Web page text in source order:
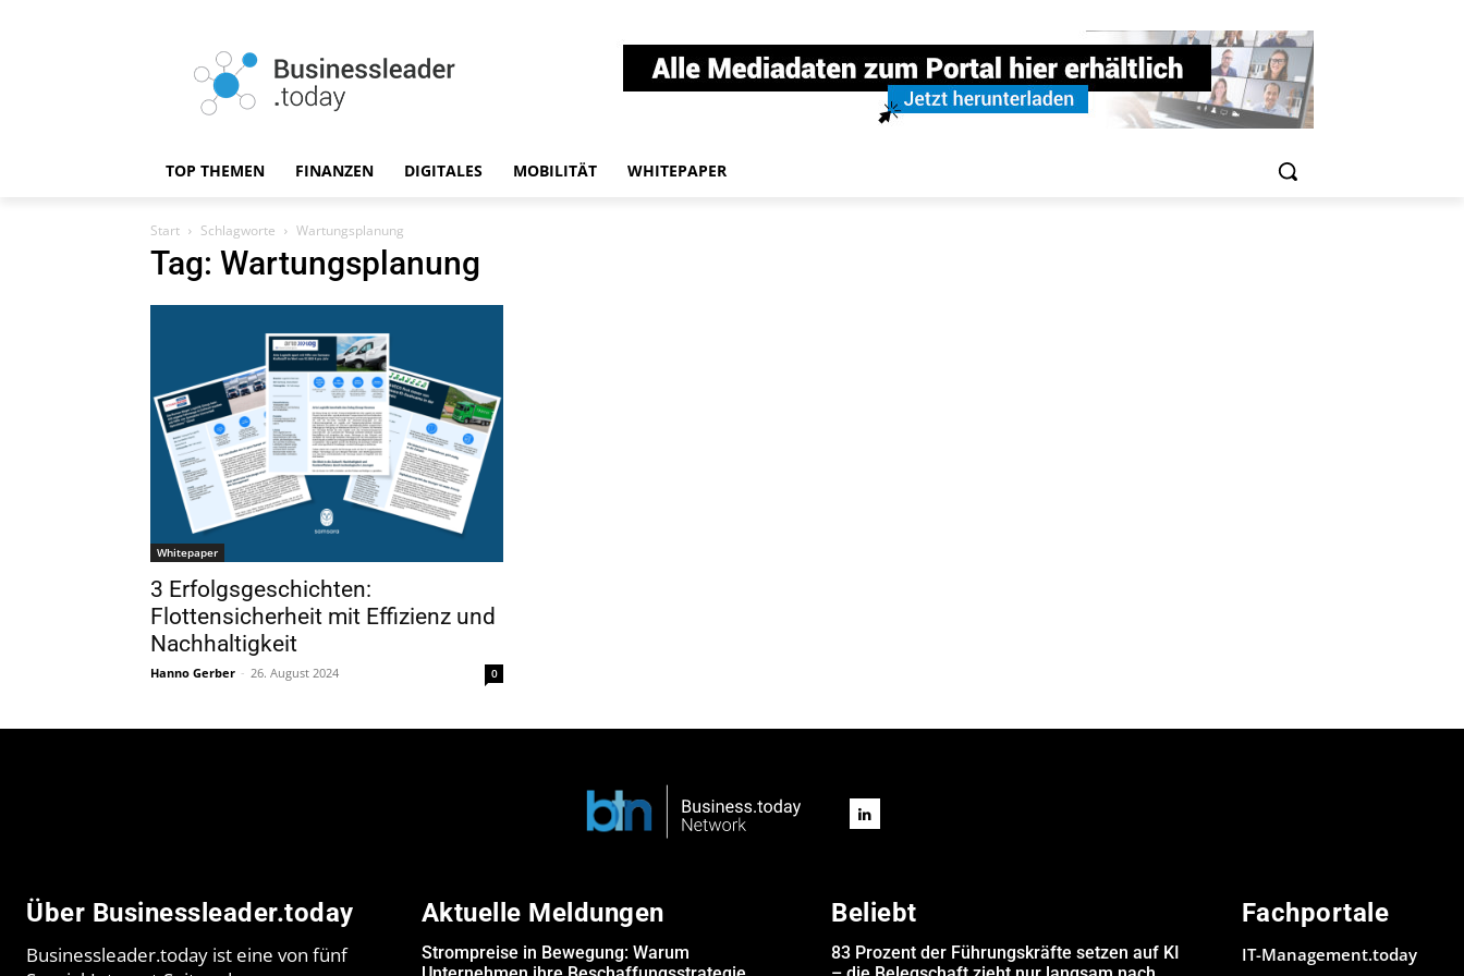
TOP THEMEN FINANZEN DIGITALES MOBILITÄT WHITEPAPER
Start Schlagworte Wartungsplanung
Tag: Wartungsplanung
Whitepaper
3 Erfolgsgeschichten:
Flottensicherheit mit Effizienz und
Nachhaltigkeit
Hanno Gerber - 26. August 2024 0
Über Businessleader.today
Businessleader.today ist eine von fünf
Aktuelle Meldungen
Strompreise in Bewegung: Warum
Beliebt
83 Prozent der Führungskräfte setzen auf KI
Fachportale
IT-Management.today